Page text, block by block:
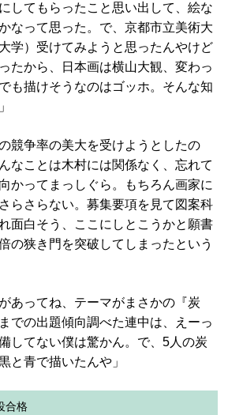
してもらったこと思い出して、絵な
なって思った。で、京都市立美術大
学）受けてみようと思ったんやけど
たから、日本画は横山大観、変わっ
も描けそうなのはゴッホ。そんな知
競争率の美大を受けようとしたの
ことは木村には関係なく、忘れて
かってまっしぐら。もちろん画家に
らさらない。募集要項を見て図案科
面白そう、ここにしとこうかと願書
の狭き門を突破してしまったという
あってね、テーマがまさかの『炭
での出題傾向調べた連中は、えーっ
してない僕は驚かん。で、5人の炭
と青で描いたんや」
合格